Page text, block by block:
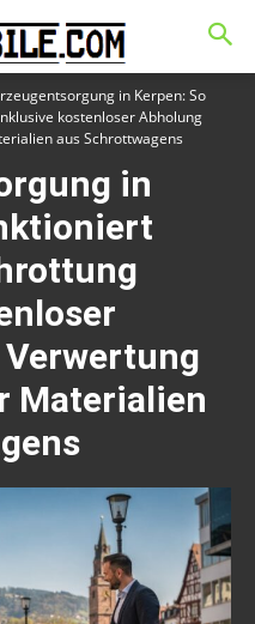
in Kerpen: So
kostenloser Abholung
aus Schrottwagens
in
Materialien